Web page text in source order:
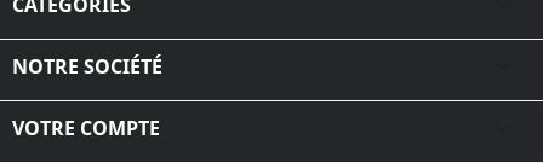
NOTRE SOCIÉTÉ
VOTRE COMPTE